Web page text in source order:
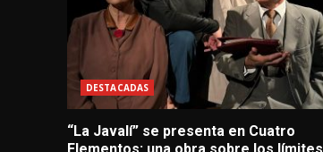
DESTACADAS
“La Javalí” se presenta en Cuatro